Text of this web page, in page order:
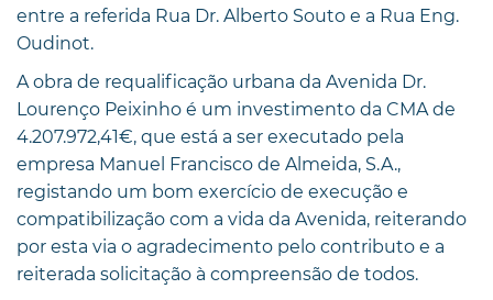
entre a referida Rua Dr. Alberto Souto e a Rua Eng.
Oudinot.
A obra de requalificação urbana da Avenida Dr.
Lourenço Peixinho é um investimento da CMA de
4.207.972,41€, que está a ser executado pela
empresa Manuel Francisco de Almeida, S.A.,
registando um bom exercício de execução e
compatibilização com a vida da Avenida, reiterando
por esta via o agradecimento pelo contributo e a
reiterada solicitação à compreensão de todos.